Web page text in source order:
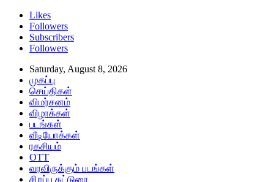
Likes
Followers
Subscribers
Followers
Saturday, August 8, 2026
முகப்பு
செய்திகள்
விமர்சனம்
விழாக்கள்
படங்கள்
வீடியோக்கள்
ரகசியம்
OTT
வரவிருக்கும் படங்கள்
சிறப்பு கட்டுரை